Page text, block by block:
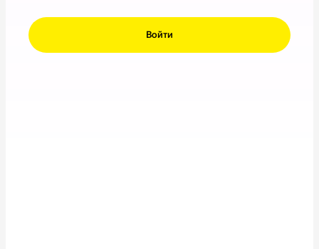
Войти